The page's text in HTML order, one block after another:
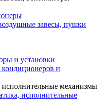
завесы, пушки
и установки
и
механизмы
исполнительные